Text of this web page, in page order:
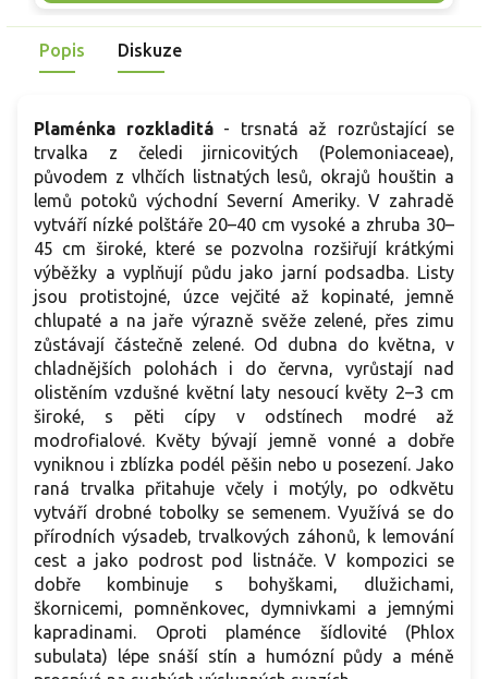
pěstování se osvědčuje slunce až polostín a humózní,
rovnoměrně vlhká půda. Oproti starším floxům mívá
vyrovnanější habitus a v řadě Sweet Summer® i lepší
toleranci k padlí.
Popis Diskuze
Plaménka rozkladitá-
trsnatá až rozrůstající se
trvalka z čeledi jirnicovitých (Polemoniaceae),
původem z vlhčích listnatých lesů, okrajů houštin a
lemů potoků východní Severní Ameriky. V zahradě
vytváří nízké polštáře 20–40 cm vysoké a zhruba 30–
45 cm široké, které se pozvolna rozšiřují krátkými
výběžky a vyplňují půdu jako jarní podsadba. Listy
jsou protistojné, úzce vejčité až kopinaté, jemně
chlupaté a na jaře výrazně svěže zelené, přes zimu
zůstávají částečně zelené. Od dubna do května, v
chladnějších polohách i do června, vyrůstají nad
olistěním vzdušné květní laty nesoucí květy 2–3 cm
široké, s pěti cípy v odstínech modré až
modrofialové. Květy bývají jemně vonné a dobře
vyniknou i zblízka podél pěšin nebo u posezení. Jako
raná trvalka přitahuje včely i motýly, po odkvětu
vytváří drobné tobolky se semenem. Využívá se do
přírodních výsadeb, trvalkových záhonů, k lemování
cest a jako podrost pod listnáče. V kompozici se
dobře kombinuje s bohyškami, dlužichami,
škornicemi, pomněnkovec, dymnivkami a jemnými
kapradinami. Oproti plaménce šídlovité (Phlox
subulata) lépe snáší stín a humózní půdy a méně